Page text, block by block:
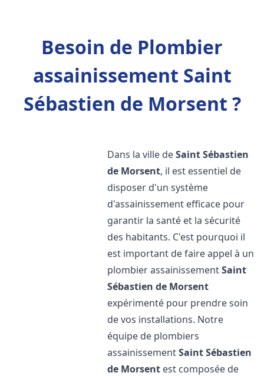
Besoin de Plombier
assainissement Saint
Sébastien de Morsent ?
Dans la ville deSaint Sébastien
de Morsent, il est essentiel de
disposer d'un système
d'assainissement efficace pour
garantir la santé et la sécurité
des habitants. C'est pourquoi il
est important de faire appel à un
plombier assainissementSaint
Sébastien de Morsent
expérimenté pour prendre soin
de vos installations. Notre
équipe de plombiers
assainissementSaint Sébastien
de Morsent est composée de